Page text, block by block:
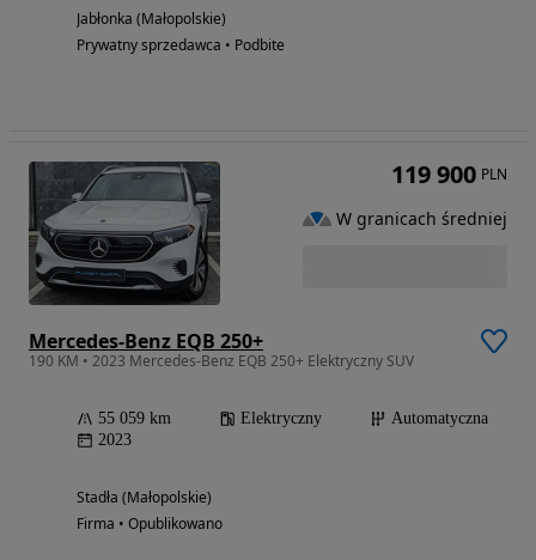
Jabłonka (Małopolskie)
Prywatny sprzedawca • Podbite
Mercedes-Benz EQB 250+
190 KM • 2023 Mercedes-Benz EQB 250+ Elektryczny SUV
55 059 km Elektryczny
Automatyczna
2023
Stadła (Małopolskie)
Firma • Opublikowano
119 900 PLN
W granicach średniej